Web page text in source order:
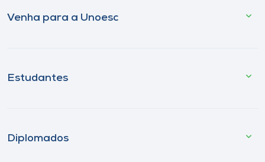
Venha para a Unoesc
Estudantes
Diplomados